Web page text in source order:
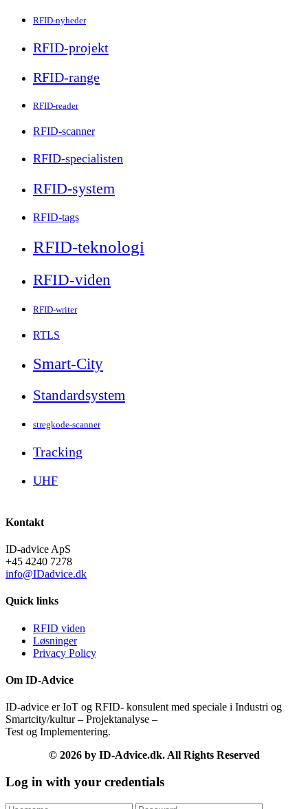
RFID-nyheder
RFID-projekt
RFID-range
RFID-reader
RFID-scanner
RFID-specialisten
RFID-system
RFID-tags
RFID-teknologi
RFID-viden
RFID-writer
RTLS
Smart-City
Standardsystem
stregkode-scanner
Tracking
UHF
Kontakt
ID-advice ApS
+45 4240 7278
info@IDadvice.dk
Quick links
RFID viden
Løsninger
Privacy Policy
Om ID-Advice
ID-advice er IoT og RFID- konsulent med speciale i Industri og
Smartcity/kultur – Projektanalyse –
Test og Implementering.
© 2026 by ID-Advice.dk. All Rights Reserved
Log in with your credentials